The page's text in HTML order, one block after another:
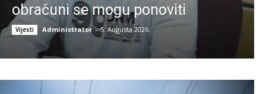
obračuni se mogu ponoviti
Vijesti Administrator - 5. Augusta 2026.